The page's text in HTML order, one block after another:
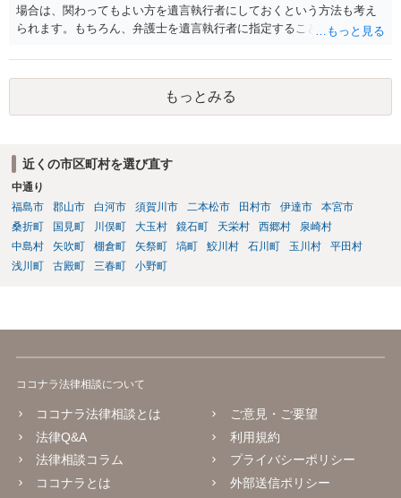
場合は、関わってもよい方を遺言執行者にしておくという方法も考え
られます。もちろん、弁護士を遺言執行者に指定することもできます
方に再委任の権限を付与しておくという方法もあります。 一度、弁護
士に直接ご相談されることをお勧めいたします。
もっとみる
近くの市区町村を選び直す
中通り
福島市
郡山市 白河市 須賀川市 二本松市 田村市 伊達市
本宮市
桑折町
国見町 川俣町 大玉村 鏡石町 天栄村 西郷村
泉崎村
中島村
矢吹町 棚倉町 矢祭町 塙町 鮫川村 石川町 玉川村
平田村
浅川町
古殿町 三春町 小野町
ココナラ法律相談について
ココナラ法律相談とは
法律Q&A
法律相談コラム
ココナラとは
ご意見・ご要望
利用規約
プライバシーポリシー
外部送信ポリシー